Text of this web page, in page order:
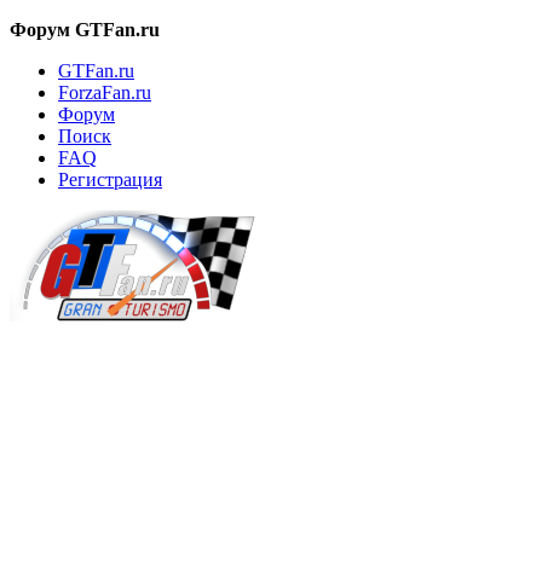
Форум GTFan.ru
GTFan.ru
ForzaFan.ru
Форум
Поиск
FAQ
Регистрация